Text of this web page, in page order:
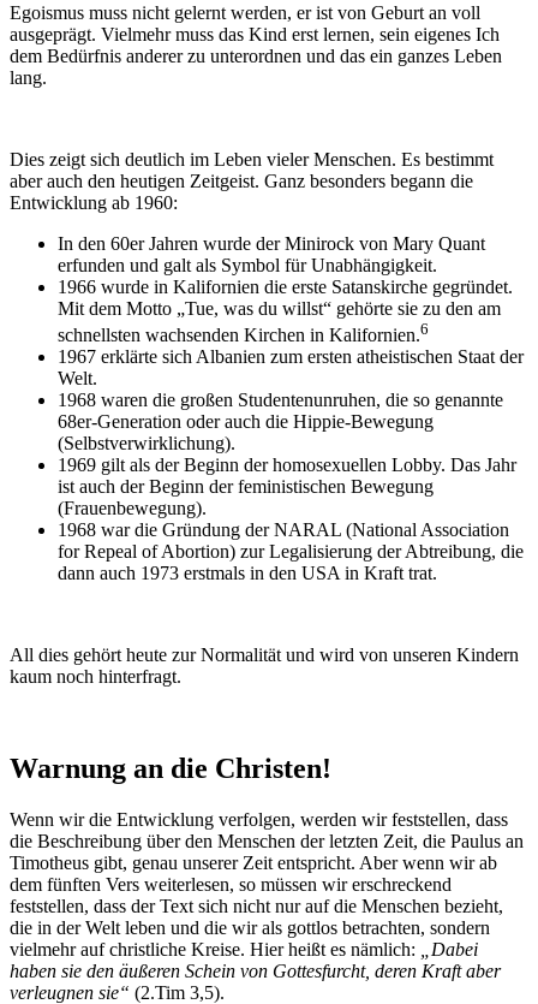
Egoismus muss nicht gelernt werden, er ist von Geburt an voll
ausgeprägt. Vielmehr muss das Kind erst lernen, sein eigenes Ich
dem Bedürfnis anderer zu unterordnen und das ein ganzes Leben
lang.
Dies zeigt sich deutlich im Leben vieler Menschen. Es bestimmt
aber auch den heutigen Zeitgeist. Ganz besonders begann die
Entwicklung ab 1960:
In den 60er Jahren wurde der Minirock von Mary Quant
erfunden und galt als Symbol für Unabhängigkeit.
1966 wurde in Kalifornien die erste Satanskirche gegründet.
Mit dem Motto „Tue, was du willst“ gehörte sie zu den am
schnellsten wachsenden Kirchen in Kalifornien.6
1967 erklärte sich Albanien zum ersten atheistischen Staat der
Welt.
1968 waren die großen Studentenunruhen, die so genannte
68er-Generation oder auch die Hippie-Bewegung
(Selbstverwirklichung).
1969 gilt als der Beginn der homosexuellen Lobby. Das Jahr
ist auch der Beginn der feministischen Bewegung
(Frauenbewegung).
1968 war die Gründung der NARAL (National Association
for Repeal of Abortion) zur Legalisierung der Abtreibung, die
dann auch 1973 erstmals in den USA in Kraft trat.
All dies gehört heute zur Normalität und wird von unseren Kindern
kaum noch hinterfragt.
Warnung an die Christen!
Wenn wir die Entwicklung verfolgen, werden wir feststellen, dass
die Beschreibung über den Menschen der letzten Zeit, die Paulus an
Timotheus gibt, genau unserer Zeit entspricht. Aber wenn wir ab
dem fünften Vers weiterlesen, so müssen wir erschreckend
feststellen, dass der Text sich nicht nur auf die Menschen bezieht,
die in der Welt leben und die wir als gottlos betrachten, sondern
vielmehr auf christliche Kreise. Hier heißt es nämlich:
„Dabei
haben sie den äußeren Schein von Gottesfurcht, deren Kraft aber
verleugnen sie“ (2.Tim 3,5).